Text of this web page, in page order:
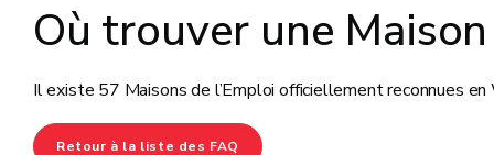
Où trouver une
Il existe 57 Maisons de l’Emploi officiellement reconnues
Retour à la liste des FAQ